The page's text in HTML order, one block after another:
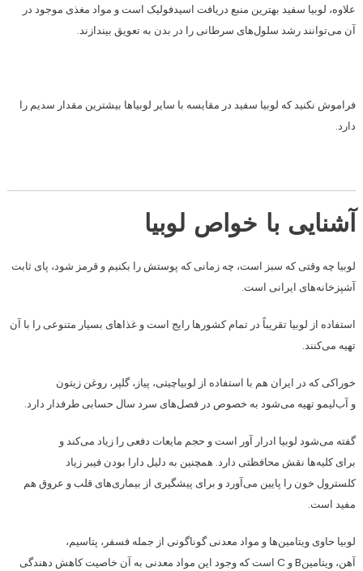
علاوه، لوبیا سفید بهترین منبع دریافت اسیدفولیک است و مواد مغذی موجود در
آن می‌توانند رشد سلول‌های سرطانی را در بدن به تعویق بیندازند.
فراموش نکنید که لوبیا سفید در مقایسه با سایر لوبیاها بیشترین مقدار سدیم را
دارد.
آشنایی با خواص لوبیا
لوبیا چه وقتی که سبز است، چه زمانی که پوستش را بکنیم و قرمز شود، پای ثابت
آشپزخانه‌های ایرانی است.
استفاده از لوبیا تقریباً در تمام کشورها رایج است و غذاهای بسیار متنوعی را با آن
تهیه می‌کنند.
خوراکی که در ایران هم با استفاده از لوبیاچیتی، پیاز، گلپر، روغن زیتون
و آب‌لیمو تهیه می‌شود به خصوص در فصل‌های سرد سال حسابی طرفدار دارد.
گفته می‌شود لوبیا ادرار آور است و حجم مایعات دفعی را زیاد می‌کند و
برای کلیه‌ها نقش محافظتی دارد. همچنین به دلیل دارا بودن فیبر زیاد
کلسترول خون را پایین می‌آورد و برای پیشگیری از بیماری‌های قلب و عروق هم
مفید است.
لوبیا حاوی ویتامین‌ها و مواد معدنی گوناگونی از جمله فسفر، پتاسیم،
آهن، ویتامین‌‌‌B و C است که وجود این مواد معدنی به آن خاصیت کاهش دهندگی